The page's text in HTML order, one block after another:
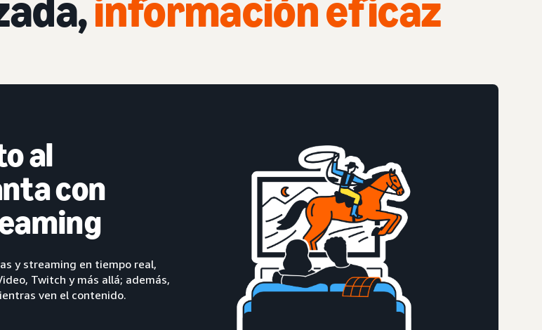
información eficaz
al
con
y streaming en tiempo real,
Twitch y más allá; además,
ven el contenido.